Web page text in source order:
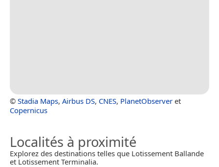
© Stadia Maps, Airbus DS, CNES, PlanetObserver et
Copernicus
Localités à proximité
Explorez des destinations telles que Lotissement Ballande
et Lotissement Terminalia.